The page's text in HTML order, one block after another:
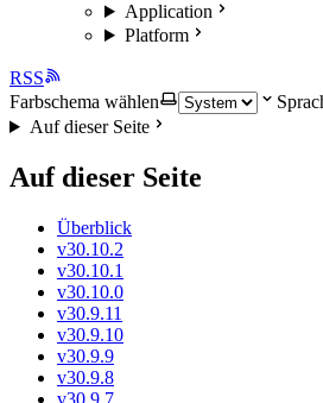
Application
Platform
RSS
Farbschema wählen
Auf dieser Seite
Auf dieser Seite
Überblick
v30.10.2
v30.10.1
v30.10.0
v30.9.11
v30.9.10
v30.9.9
v30.9.8
v30.9.7